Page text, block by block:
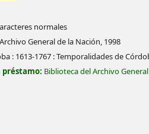
normales
Archivo General de la Nación, 1998
: 1613-1767 : Temporalidades de
préstamo: Biblioteca del Archivo